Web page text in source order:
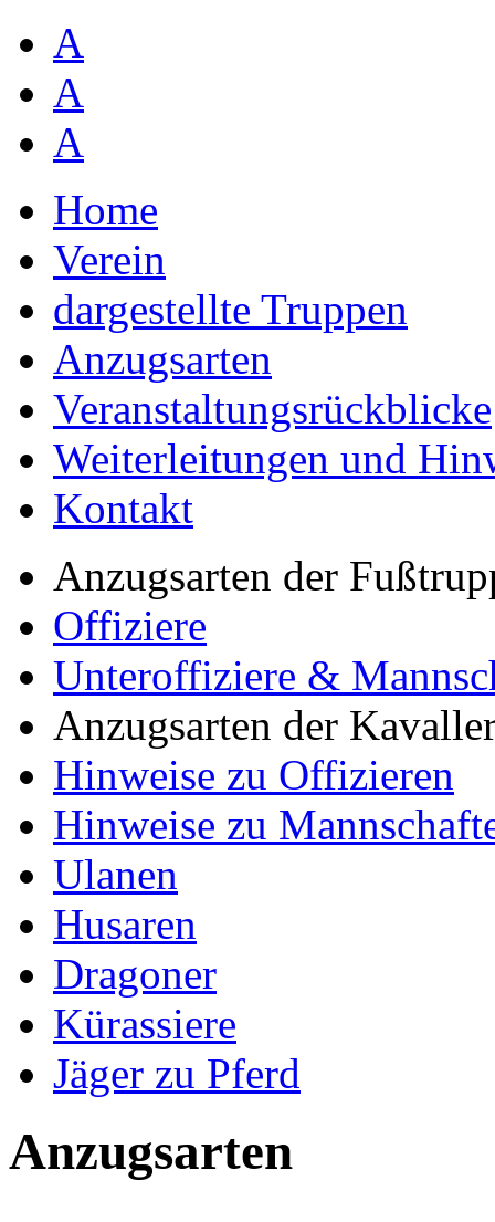
A
A
A
Home
Verein
dargestellte Truppen
Anzugsarten
Veranstaltungsrückblicke
Weiterleitungen und
Kontakt
Anzugsarten der
Offiziere
Unteroffiziere &
Anzugsarten der
Hinweise zu Offizieren
Hinweise zu
Ulanen
Husaren
Dragoner
Kürassiere
Jäger zu Pferd
Anzugsarten